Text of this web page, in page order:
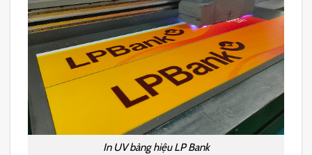
In UV bảng hiệu LP Bank